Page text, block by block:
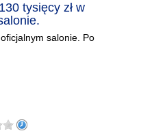
tysięcy zł w
salonie. Po